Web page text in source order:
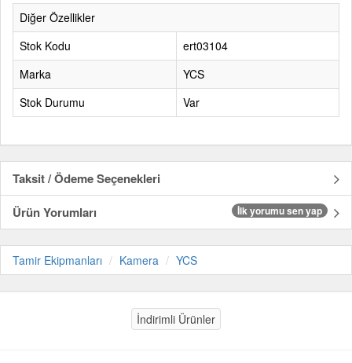
Diğer Özellikler
Stok Kodu
ert03104
Marka
YCS
Stok Durumu
Var
Taksit / Ödeme Seçenekleri
Ürün Yorumları
İlk yorumu sen yap
Tamir Ekipmanları Kamera YCS
İndirimli Ürünler